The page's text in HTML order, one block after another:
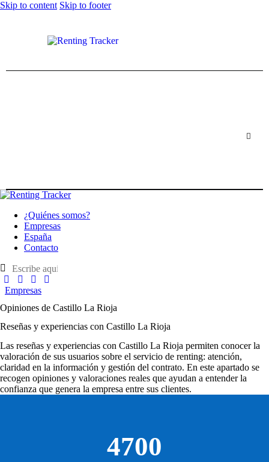
Skip to content Skip to footer
¿Quiénes somos?
Empresas
España
Contacto
Empresas
Opiniones de Castillo La Rioja
Reseñas y experiencias con Castillo La Rioja
Las reseñas y experiencias con Castillo La Rioja permiten conocer la
valoración de sus usuarios sobre el servicio de renting: atención,
claridad en la información y gestión del contrato. En este apartado se
recogen opiniones y valoraciones reales que ayudan a entender la
confianza que genera la empresa entre sus clientes.
4700